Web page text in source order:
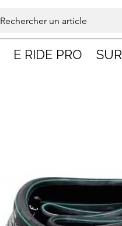
Rechercher un article
E RIDE PRO